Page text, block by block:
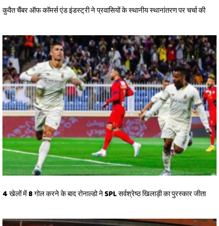
कुवैत चैंबर ऑफ कॉमर्स एंड इंडस्ट्री ने प्रवासियों के स्थानीय स्थानांतरण पर चर्चा की
4 खेलों में 8 गोल करने के बाद रोनाल्डो ने SPL सर्वश्रेष्ठ खिलाड़ी का पुरस्कार जीता